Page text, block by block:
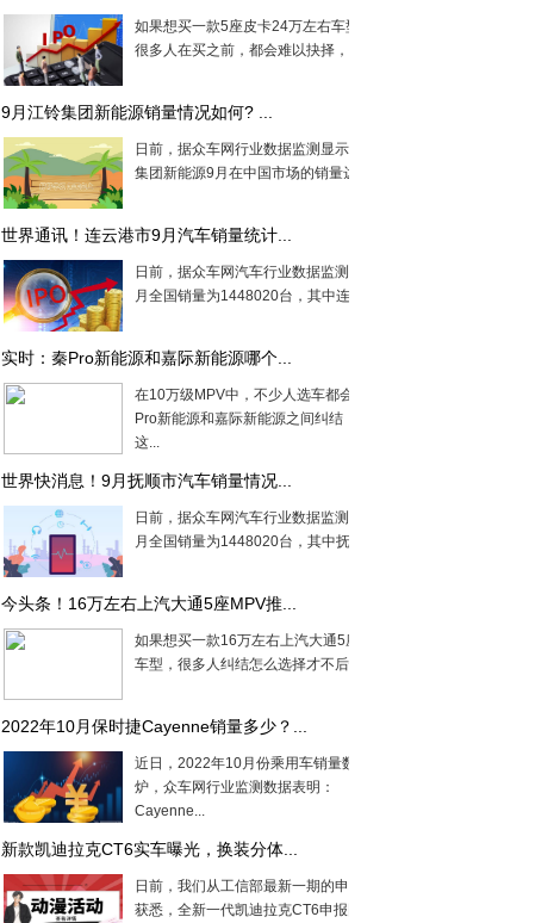
如果想买一款5座皮卡24万左右车型，想必
很多人在买之前，都会难以抉择，今...
9月江铃集团新能源销量情况如何? ...
日前，据众车网行业数据监测显示，江铃
集团新能源9月在中国市场的销量达到2...
世界通讯！连云港市9月汽车销量统计...
日前，据众车网汽车行业数据监测显示，9
月全国销量为1448020台，其中连云港...
实时：秦Pro新能源和嘉际新能源哪个...
在10万级MPV中，不少人选车都会在秦
Pro新能源和嘉际新能源之间纠结，所以
这...
世界快消息！9月抚顺市汽车销量情况...
日前，据众车网汽车行业数据监测显示，9
月全国销量为1448020台，其中抚顺市...
今头条！16万左右上汽大通5座MPV推...
如果想买一款16万左右上汽大通5座MPV
车型，很多人纠结怎么选择才不后悔，现...
2022年10月保时捷Cayenne销量多少？...
近日，2022年10月份乘用车销量数据出
炉，众车网行业监测数据表明：
Cayenne...
新款凯迪拉克CT6实车曝光，换装分体...
日前，我们从工信部最新一期的申报目录
获悉，全新一代凯迪拉克CT6申报图曝...